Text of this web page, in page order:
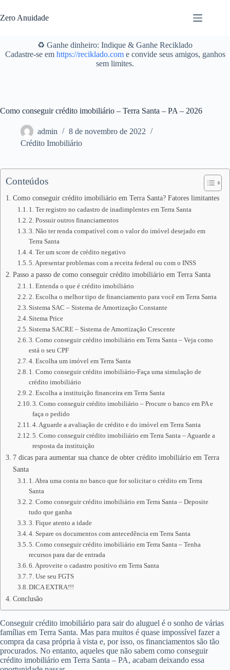
para
o
Zero Anuidade
♻️ Ganhe dinheiro: Indique & Ganhe Reciklado
Cadastre-se em https://reciklado.come convide seus amigos, ganhos
sem limites.
Como conseguir crédito imobiliário – Terra Santa – PA – 2026
admin
8 de novembro de 2022
Crédito Imobiliário
Conteúdos
Como conseguir crédito imobiliário em Terra Santa? Fatores limitantes
1. Ter registro no cadastro de inadimplentes em Terra Santa
2. Possuir outros financiamentos
3. Não ter renda compatível com o valor do imóvel desejado em
Terra Santa
4. Ter um score de crédito negativo
5. Apresentar problemas com a receita federal ou com o INSS
Passo a passo de como conseguir crédito imobiliário em Terra Santa
1. Entenda o que é crédito imobiliário
2. Escolha o melhor tipo de financiamento para você em Terra Santa
Sistema SAC – Sistema de Amortização Constante
Sitema Price
Sistema SACRE – Sistema de Amortização Crescente
3. Como conseguir crédito imobiliário em Terra Santa – Veja como
está o seu CPF
4. Escolha um imóvel em Terra Santa
1. Como conseguir crédito imobiliário-Faça uma simulação de
crédito imobiliário
2. Escolha a instituição financeira em Terra Santa
3. Como conseguir crédito imobiliário – Procure o banco em PA e
faça o pedido
4. Aguarde a avaliação de crédito e do imóvel em Terra Santa
5. Como conseguir crédito imobiliário em Terra Santa – Aguarde a
resposta da instituição
7 dicas para aumentar sua chance de obter crédito imobiliário em Terra
Santa
1. Abra uma conta no banco que for solicitar o crédito em Terra
Santa
2. Como conseguir crédito imobiliário em Terra Santa – Deposite
tudo que ganha
3. Fique atento a idade
4. Separe os documentos com antecedência em Terra Santa
5. Como conseguir crédito imobiliário em Terra Santa – Tenha
recursos para dar de entrada
6. Aproveite o cadastro positivo em Terra Santa
7. Use seu FGTS
DICA EXTRA!!!
Conclusão
Conseguir crédito imobiliário para sair do aluguel é o sonho de várias
famílias em Terra Santa. Mas para muitos é quase impossível fazer a
compra da casa própria à vista e, por isso, os financiamentos são tão
procurados. No entanto, aqueles que não sabem como conseguir
crédito imobiliário em Terra Santa – PA, acabam deixando essa